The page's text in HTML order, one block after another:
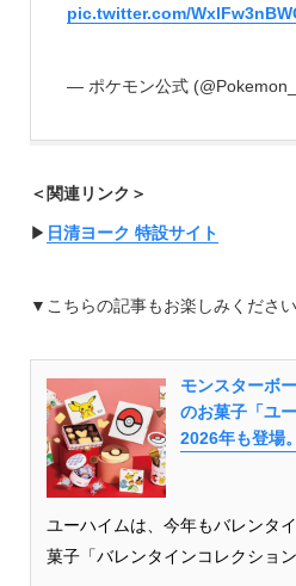
pic.twitter.com/
— ポケモン公式
＜関連リンク＞
▶︎ 日清ヨーク 特設サイト
▼こちらの記事もお楽しみください
モンスターボ
のお菓子「ユ
2026年も登場
ユーハイムは、今年もバレンタ
菓子「バレンタインコレクショ